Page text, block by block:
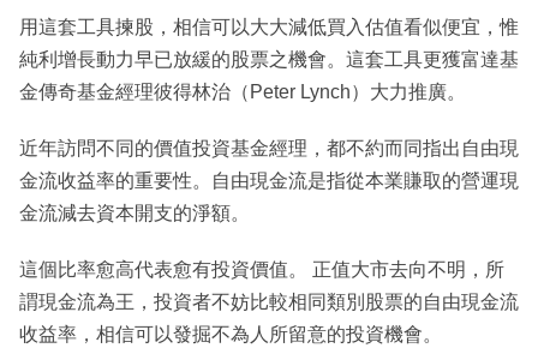
用這套工具揀股，相信可以大大減低買入估值看似便宜，惟
純利增長動力早已放緩的股票之機會。這套工具更獲富達基
金傳奇基金經理彼得林治（Peter Lynch）大力推廣。
近年訪問不同的價值投資基金經理，都不約而同指出自由現
金流收益率的重要性。自由現金流是指從本業賺取的營運現
金流減去資本開支的淨額。
這個比率愈高代表愈有投資價值。 正值大市去向不明，所
謂現金流為王，投資者不妨比較相同類別股票的自由現金流
收益率，相信可以發掘不為人所留意的投資機會。